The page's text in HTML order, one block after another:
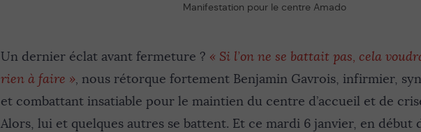
Manifestation pour le centre Amado
Un dernier éclat avant fermeture ? « Si l’on ne se battait pas, cela
rien à faire », nous rétorque fortement Benjamin Gavrois, infirmier,
et combattant insatiable pour le maintien du centre d’accueil et de
Alors, lui et quelques autres se battent. Et ce mardi 6 janvier, en début